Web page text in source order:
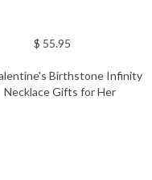
$ 55.95